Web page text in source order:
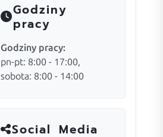
Godziny
pracy
Godziny pracy:
pn-pt: 8:00 - 17:00,
sobota: 8:00 - 14:00
Social Media